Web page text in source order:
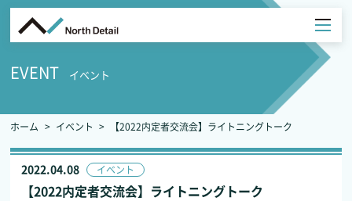
EVENT イベント
ホーム イベント 【2022内定者交流会】ライトニングトーク
2022.04.08 イベント
【2022内定者交流会】ライトニングトーク